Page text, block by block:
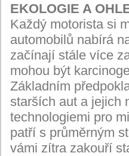
EKOLOGIE A
Každý motorista si
automobilů nabírá
začínají stále více
mohou být
Základním
starších aut a jejich
technologiemi pro
patří s průměrným
vámi zítra zakouří